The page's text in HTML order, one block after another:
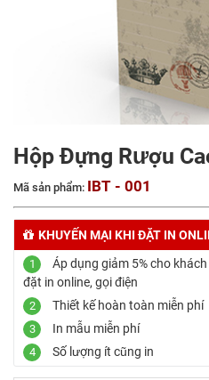
Hộp Đựng Rượu
Mã sản phẩm: IBT - 001
KHUYẾN MẠI KHI ĐẶT IN
1
Áp dụng giảm 5% cho
đặt in online, gọi điện
2 Thiết kế hoàn toàn miễn phí
3 In mẫu miễn phí
4 Số lượng ít cũng in